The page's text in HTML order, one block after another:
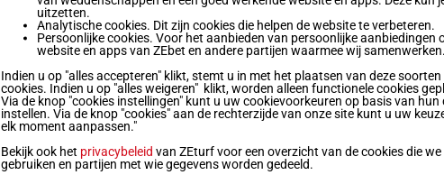
R/7
R/5 57 kg 5p 2p 1p 7p
R/8 53 kg 2p 1p 3p 2p 1
uitzetten.
Analytische cookies. Dit zijn cookies die helpen de website te verbeteren.
Persoonlijke cookies. Voor het aanbieden van persoonlijke aanbiedingen
website en apps van ZEbet en andere partijen waarmee wij
Indien u op "alles accepteren" klikt, stemt u in met het plaatsen van deze soorten
cookies. Indien u op "alles weigeren" klikt, worden alleen functionele cookies
Via de knop "cookies instellingen" kunt u uw cookievoorkeuren op basis van hun
instellen. Via de knop "cookies" aan de rechterzijde van onze site kunt u uw
elk moment aanpassen."
Bekijk ook het privacybeleid van ZEturf voor een overzicht van de cookies die we
gebruiken en partijen met wie gegevens worden gedeeld.